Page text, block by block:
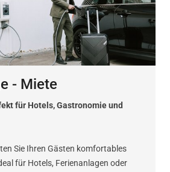
- Miete
für Hotels, Gastronomie und
Sie Ihren Gästen komfortables
für Hotels, Ferienanlagen oder